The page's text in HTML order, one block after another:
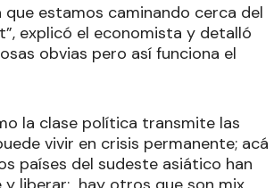
estamos caminando cerca del
explicó el economista y detalló
obvias pero así funciona el
la clase política transmite las
vivir en crisis permanente; acá
países del sudeste asiático han